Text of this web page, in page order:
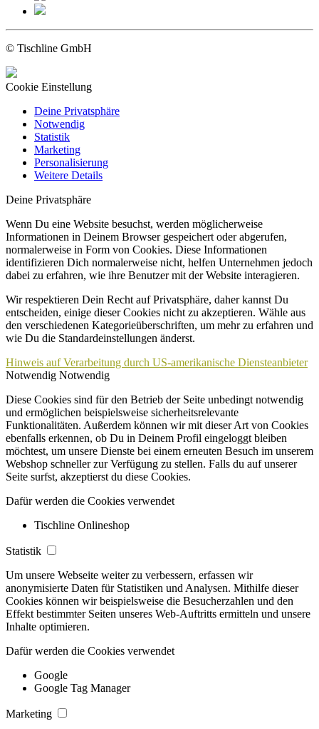
© Tischline GmbH
Cookie Einstellung
Deine Privatsphäre
Notwendig
Statistik
Marketing
Personalisierung
Weitere Details
Deine Privatsphäre
Wenn Du eine Website besuchst, werden möglicherweise
Informationen in Deinem Browser gespeichert oder abgerufen,
normalerweise in Form von Cookies. Diese Informationen
identifizieren Dich normalerweise nicht, helfen Unternehmen jedoch
dabei zu erfahren, wie ihre Benutzer mit der Website interagieren.
Wir respektieren Dein Recht auf Privatsphäre, daher kannst Du
entscheiden, einige dieser Cookies nicht zu akzeptieren. Wähle aus
den verschiedenen Kategorieüberschriften, um mehr zu erfahren und
wie Du die Standardeinstellungen änderst.
Hinweis auf Verarbeitung durch US-amerikanische Diensteanbieter
Notwendig Notwendig
Diese Cookies sind für den Betrieb der Seite unbedingt notwendig
und ermöglichen beispielsweise sicherheitsrelevante
Funktionalitäten. Außerdem können wir mit dieser Art von Cookies
ebenfalls erkennen, ob Du in Deinem Profil eingeloggt bleiben
möchtest, um unsere Dienste bei einem erneuten Besuch im unserem
Webshop schneller zur Verfügung zu stellen. Falls du auf unserer
Seite surfst, akzeptierst du diese Cookies.
Dafür werden die Cookies verwendet
Tischline Onlineshop
Statistik
Um unsere Webseite weiter zu verbessern, erfassen wir
anonymisierte Daten für Statistiken und Analysen. Mithilfe dieser
Cookies können wir beispielsweise die Besucherzahlen und den
Effekt bestimmter Seiten unseres Web-Auftritts ermitteln und unsere
Inhalte optimieren.
Dafür werden die Cookies verwendet
Google
Google Tag Manager
Marketing